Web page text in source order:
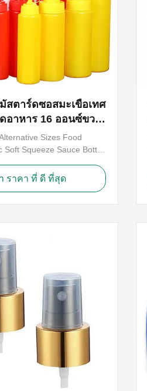
สตาร์ดซอสมะเขือเทศ
ดอาหาร 16 ออนซ์ขวด
Sizes Food
Soft Squeeze Sauce Bottle
! We have different
squeeze bottle for sauce
bussince . if you can...
ราคา ที่ ดี ที่สุด